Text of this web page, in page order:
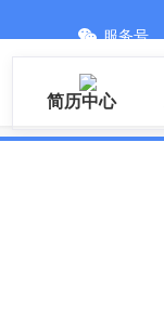
服务号
简历中心